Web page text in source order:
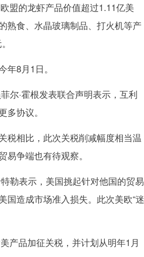
盟的龙虾产品价值超过1.11亿美
熟食、水晶玻璃制品、打火机等产
8月1日。
·霍根发表联合声明表示，互利
协议。
相比，此次关税削减幅度相当温
争端也有待观察。
勒表示，美国挑起针对他国的贸易
国造成市场准入损失。此次美欧“迷
品加征关税，并计划从明年1月